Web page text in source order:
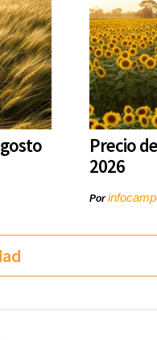
Precio
2026
Por